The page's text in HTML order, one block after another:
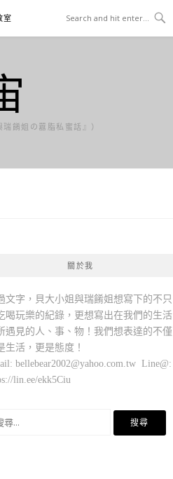
室
餚姐の囂脂私蜜話』）
關於我
文字，貝大小姐與瑞餚姐想寫下的不只
喝玩樂的紀錄，更想寫出在我們的生活
遇見的人、事、物！我們想表達的不僅
是生活，更是態度！
bellebear2002@yahoo.com.tw Line@:
lin.ee/ekk5Ciu